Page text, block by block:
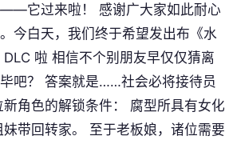
它过来啦！ 感谢广大家如此耐心
今白天，我们终于希望发出布《水
啦 相信不个别朋友早仅仅猜离
吧？ 答案就是……社会必将接待员
角色的解锁条件： 腐型所具有女化
带回转家。 至于老板娘，诸位需要